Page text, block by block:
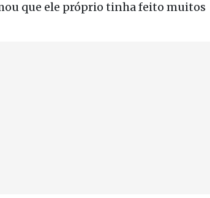
que ele próprio tinha feito muitos